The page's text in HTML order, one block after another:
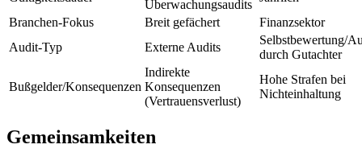
Überwachungsaudits
Branchen-Fokus
Breit gefächert
Finanzsektor
Audit-Typ
Externe Audits
Selbstbewertung/
durch Gutachter
Bußgelder/Konsequenzen
Indirekte
Konsequenzen
(Vertrauensverlust)
Hohe Strafen bei
Nichteinhaltung
Gemeinsamkeiten